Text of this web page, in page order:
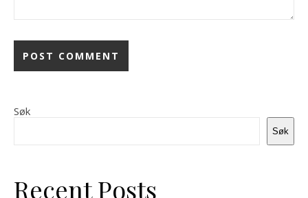
Søk
Søk
Recent Posts